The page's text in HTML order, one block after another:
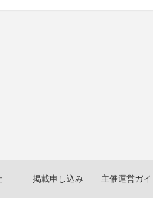
掲載申し込み 主催運営ガイ